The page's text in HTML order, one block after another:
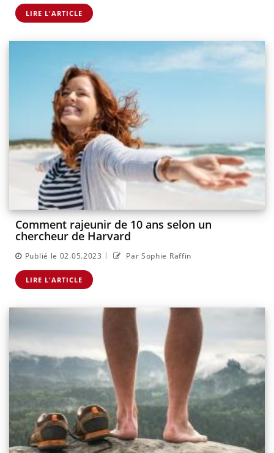
LIRE L'ARTICLE
Comment rajeunir de 10 ans selon un
chercheur de Harvard
Publié le 02.05.2023 | Par Sophie Raffin
LIRE L'ARTICLE